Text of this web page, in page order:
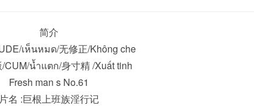
简介
เห็นหมด/无修正/Không che
CUM/น้ำแตก/身寸精 /Xuất tinh
Fresh man s No.61
片名 :巨根上班族淫行记